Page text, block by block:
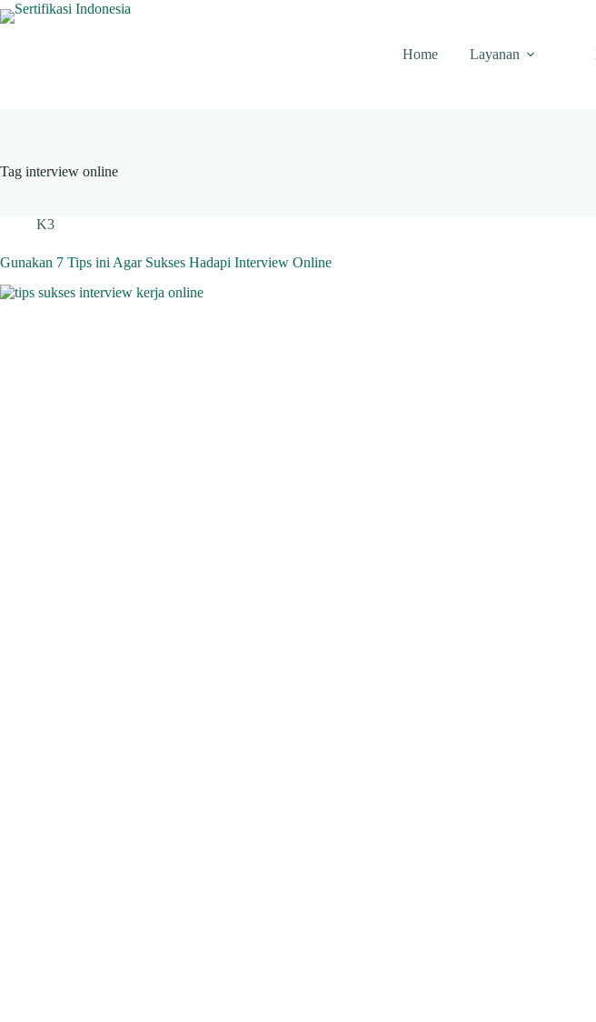
Skip
to
Home
Layanan
Tag interview online
K3
Gunakan 7 Tips ini Agar Sukses Hadapi Interview Online